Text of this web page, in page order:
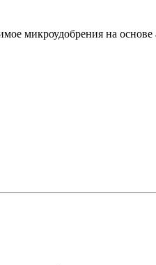
микроудобрения на основе